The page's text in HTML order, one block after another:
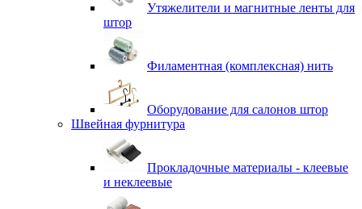
Утяжелители и магнитные ленты для
штор
Филаментная (комплексная) нить
Оборудование для салонов штор
Швейная фурнитура
Прокладочные материалы - клеевые
и неклеевые